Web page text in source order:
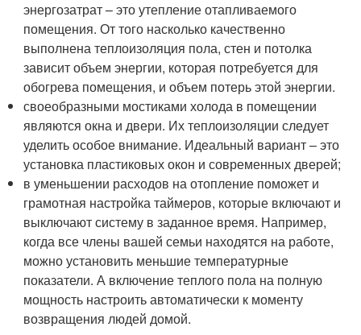
энергозатрат – это утепление отапливаемого
помещения. От того насколько качественно
выполнена теплоизоляция пола, стен и потолка
зависит объем энергии, которая потребуется для
обогрева помещения, и объем потерь этой энергии.
своеобразными мостиками холода в помещении
являются окна и двери. Их теплоизоляции следует
уделить особое внимание. Идеальный вариант – это
установка пластиковых окон и современных дверей;
в уменьшении расходов на отопление поможет и
грамотная настройка таймеров, которые включают и
выключают систему в заданное время. Например,
когда все члены вашей семьи находятся на работе,
можно установить меньшие температурные
показатели. А включение теплого пола на полную
мощность настроить автоматически к моменту
возвращения людей домой.